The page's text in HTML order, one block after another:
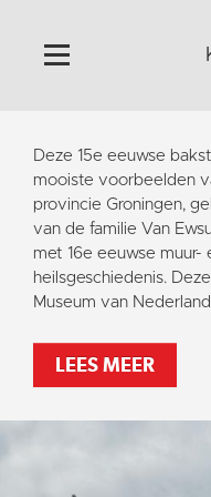
Home
Algemeen
Historie
Omgeving
Het Grootste Museum
Steun ons
Deze 15e eeuwse
mooiste voorbeelden
provincie Groningen,
van de familie Van
met 16e eeuwse
heilsgeschiedenis.
Museum van
LEES MEER